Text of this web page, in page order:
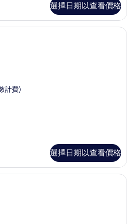
選擇日期以查看價格
行政雙人房 | 1 間臥室、迷你吧、客房
計費)
選擇日期以查看價格
奢華雙人房 | 1 間臥室、迷你吧、客房